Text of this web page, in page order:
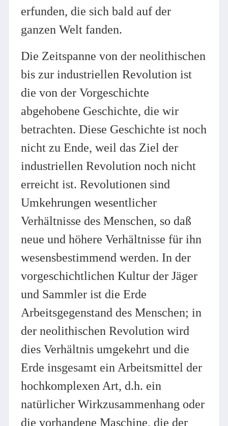
erfunden, die sich bald auf der
ganzen Welt fanden.
Die Zeitspanne von der neolithischen
bis zur industriellen Revolution ist
die von der Vorgeschichte
abgehobene Geschichte, die wir
betrachten. Diese Geschichte ist noch
nicht zu Ende, weil das Ziel der
industriellen Revolution noch nicht
erreicht ist. Revolutionen sind
Umkehrungen wesentlicher
Verhältnisse des Menschen, so daß
neue und höhere Verhältnisse für ihn
wesensbestimmend werden. In der
vorgeschichtlichen Kultur der Jäger
und Sammler ist die Erde
Arbeitsgegenstand des Menschen; in
der neolithischen Revolution wird
dies Verhältnis umgekehrt und die
Erde insgesamt ein Arbeitsmittel der
hochkomplexen Art, d.h. ein
natürlicher Wirkzusammenhang oder
die vorhandene Maschine, die der